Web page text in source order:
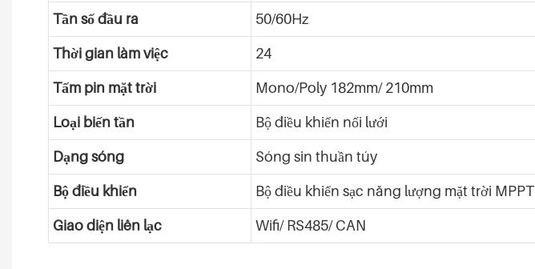
Tần số đầu ra 50/60Hz
Thời gian làm việc 24
Tấm pin mặt trời Mono/Poly 182mm/ 210mm
Loại biến tần Bộ điều khiển nối lưới
Dạng sóng Sóng sin thuần túy
Bộ điều khiển Bộ điều khiển sạc năng lượng mặt trời MPPT
Giao diện liên lạc Wifi/ RS485/ CAN